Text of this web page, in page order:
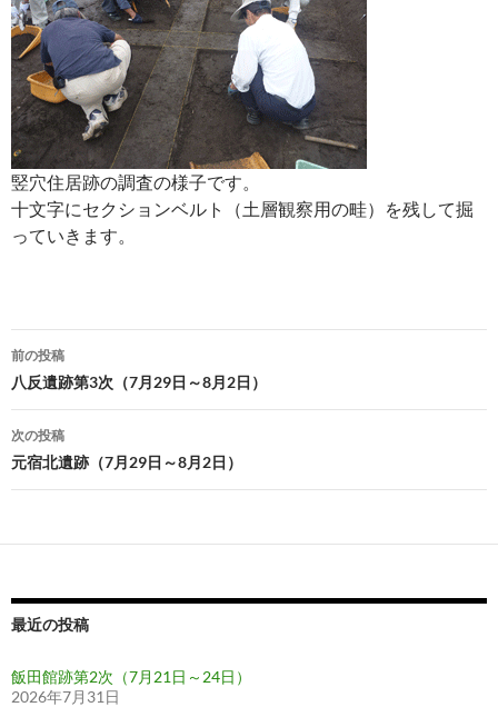
竪穴住居跡の調査の様子です。
十文字にセクションベルト（土層観察用の畦）を残して掘
っていきます。
投
稿
ナ
ビ
ゲ
ー
ョ
前の投稿
八反遺跡第3次（7月29日～8月2日）
次の投稿
元宿北遺跡（7月29日～8月2日）
最近の投稿
飯田館跡第2次（7月21日～24日）
2026年7月31日